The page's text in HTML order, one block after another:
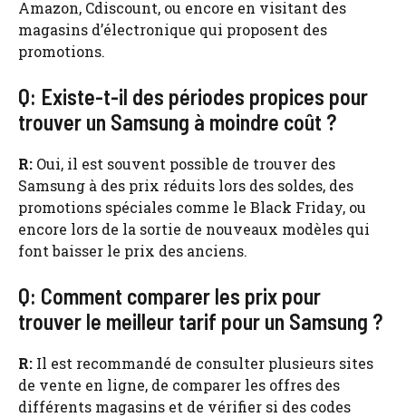
Amazon, Cdiscount, ou encore en visitant des
magasins d’électronique qui proposent des
promotions.
Q: Existe-t-il des périodes propices pour
trouver un Samsung à moindre coût ?
R: Oui, il est souvent possible de trouver des
Samsung à des prix réduits lors des soldes, des
promotions spéciales comme le Black Friday, ou
encore lors de la sortie de nouveaux modèles qui
font baisser le prix des anciens.
Q: Comment comparer les prix pour
trouver le meilleur tarif pour un Samsung ?
R: Il est recommandé de consulter plusieurs sites
de vente en ligne, de comparer les offres des
différents magasins et de vérifier si des codes